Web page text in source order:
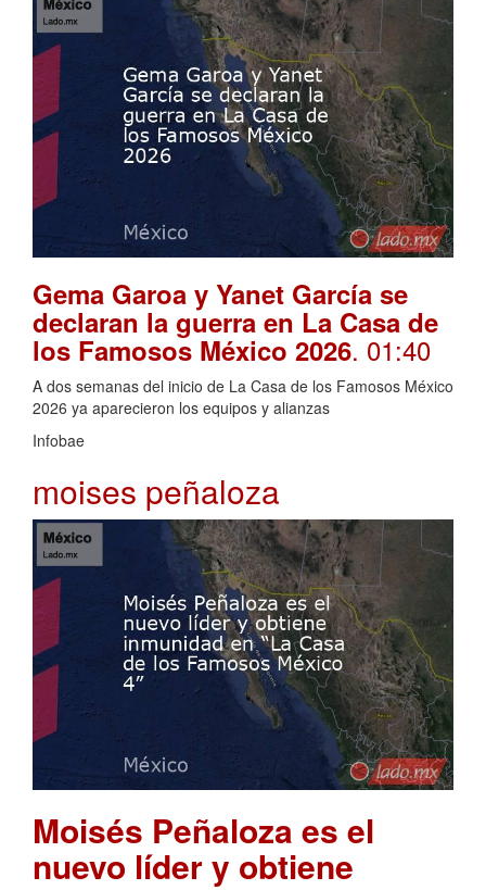
Gema Garoa y Yanet García se
declaran la guerra en La Casa de
los Famosos México 2026. 01:40
A dos semanas del inicio de La Casa de los Famosos México
2026 ya aparecieron los equipos y alianzas
Infobae
moises peñaloza
Moisés Peñaloza es el
nuevo líder y obtiene